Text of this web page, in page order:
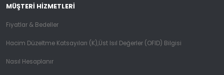
MÜŞTERI HIZMETLERI
Fiyatlar & Bedeller
Hacim Düzeltme Katsayıları (K),Üst Isıl Değerler (OFID) Bilgisi
Nasıl Hesaplanır